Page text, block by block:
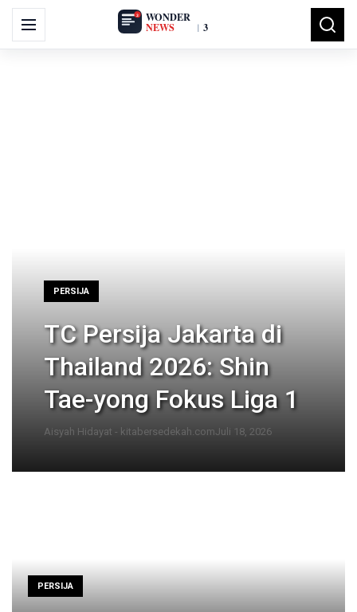
Menu
Search
for:
PERSIJA
TC Persija Jakarta di
Thailand 2026: Shin
Tae-yong Fokus Liga 1
Aisyah Hidayat - kitabersedekah.comJuli 18, 2026
PERSIJA